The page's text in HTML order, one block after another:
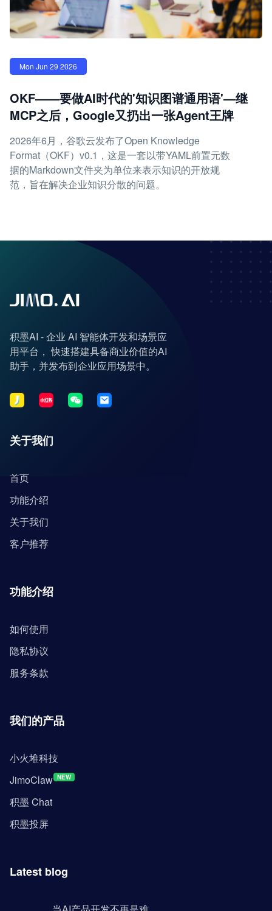
Mon Jun 29 2026
OKF——要做AI时代的'知识图谱通用语'—继
MCP之后，Google又扔出一张Agent王牌
2026年6月，谷歌云发布了Open Knowledge
Format（OKF）v0.1，这是一套以带YAML前置元数
据的Markdown文件夹为单位来表示知识的开放规
范，旨在解决企业知识分散的问题。
积墨AI - 企业 AI 智能体开发和场景应
用平台， 快速搭建具备商业价值的AI
助手，并发布到企业应用场景中。
关于我们
首页
功能介绍
关于我们
客户推荐
功能介绍
如何使用
隐私协议
服务条款
我们的产品
小火堆科技
JimoClaw NEW
积墨 Chat
积墨投屏
Latest blog